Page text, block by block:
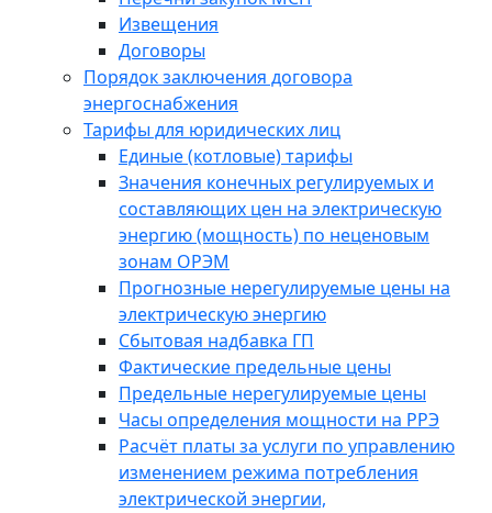
Извещения
Договоры
Порядок заключения договора
энергоснабжения
Тарифы для юридических лиц
Единые (котловые) тарифы
Значения конечных регулируемых и
составляющих цен на электрическую
энергию (мощность) по неценовым
зонам ОРЭМ
Прогнозные нерегулируемые цены на
электрическую энергию
Сбытовая надбавка ГП
Фактические предельные цены
Предельные нерегулируемые цены
Часы определения мощности на РРЭ
Расчёт платы за услуги по управлению
изменением режима потребления
электрической энергии,